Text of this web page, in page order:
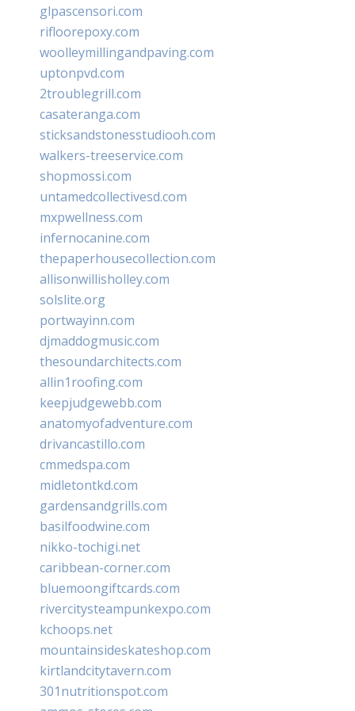
glpascensori.com
rifloorepoxy.com
woolleymillingandpaving.com
uptonpvd.com
2troublegrill.com
casateranga.com
sticksandstonesstudiooh.com
walkers-treeservice.com
shopmossi.com
untamedcollectivesd.com
mxpwellness.com
infernocanine.com
thepaperhousecollection.com
allisonwillisholley.com
solslite.org
portwayinn.com
djmaddogmusic.com
thesoundarchitects.com
allin1roofing.com
keepjudgewebb.com
anatomyofadventure.com
drivancastillo.com
cmmedspa.com
midletontkd.com
gardensandgrills.com
basilfoodwine.com
nikko-tochigi.net
caribbean-corner.com
bluemoongiftcards.com
rivercitysteampunkexpo.com
kchoops.net
mountainsideskateshop.com
kirtlandcitytavern.com
301nutritionspot.com